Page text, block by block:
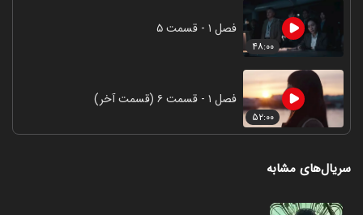
۴۸:۰۰
فصل ۱ - قسمت ۵
۵۲:۰۰
فصل ۱ - قسمت ۶ (قسمت آخر)
سریال‌های مشابه